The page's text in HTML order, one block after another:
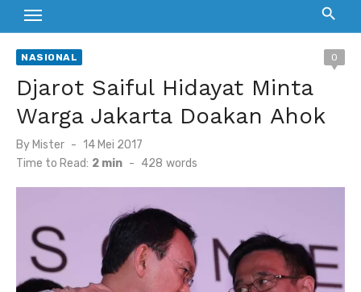
NASIONAL 0
Djarot Saiful Hidayat Minta
Warga Jakarta Doakan Ahok
By Mister
Posted
on
14 Mei 2017
Time to Read: 2 min - 428 words